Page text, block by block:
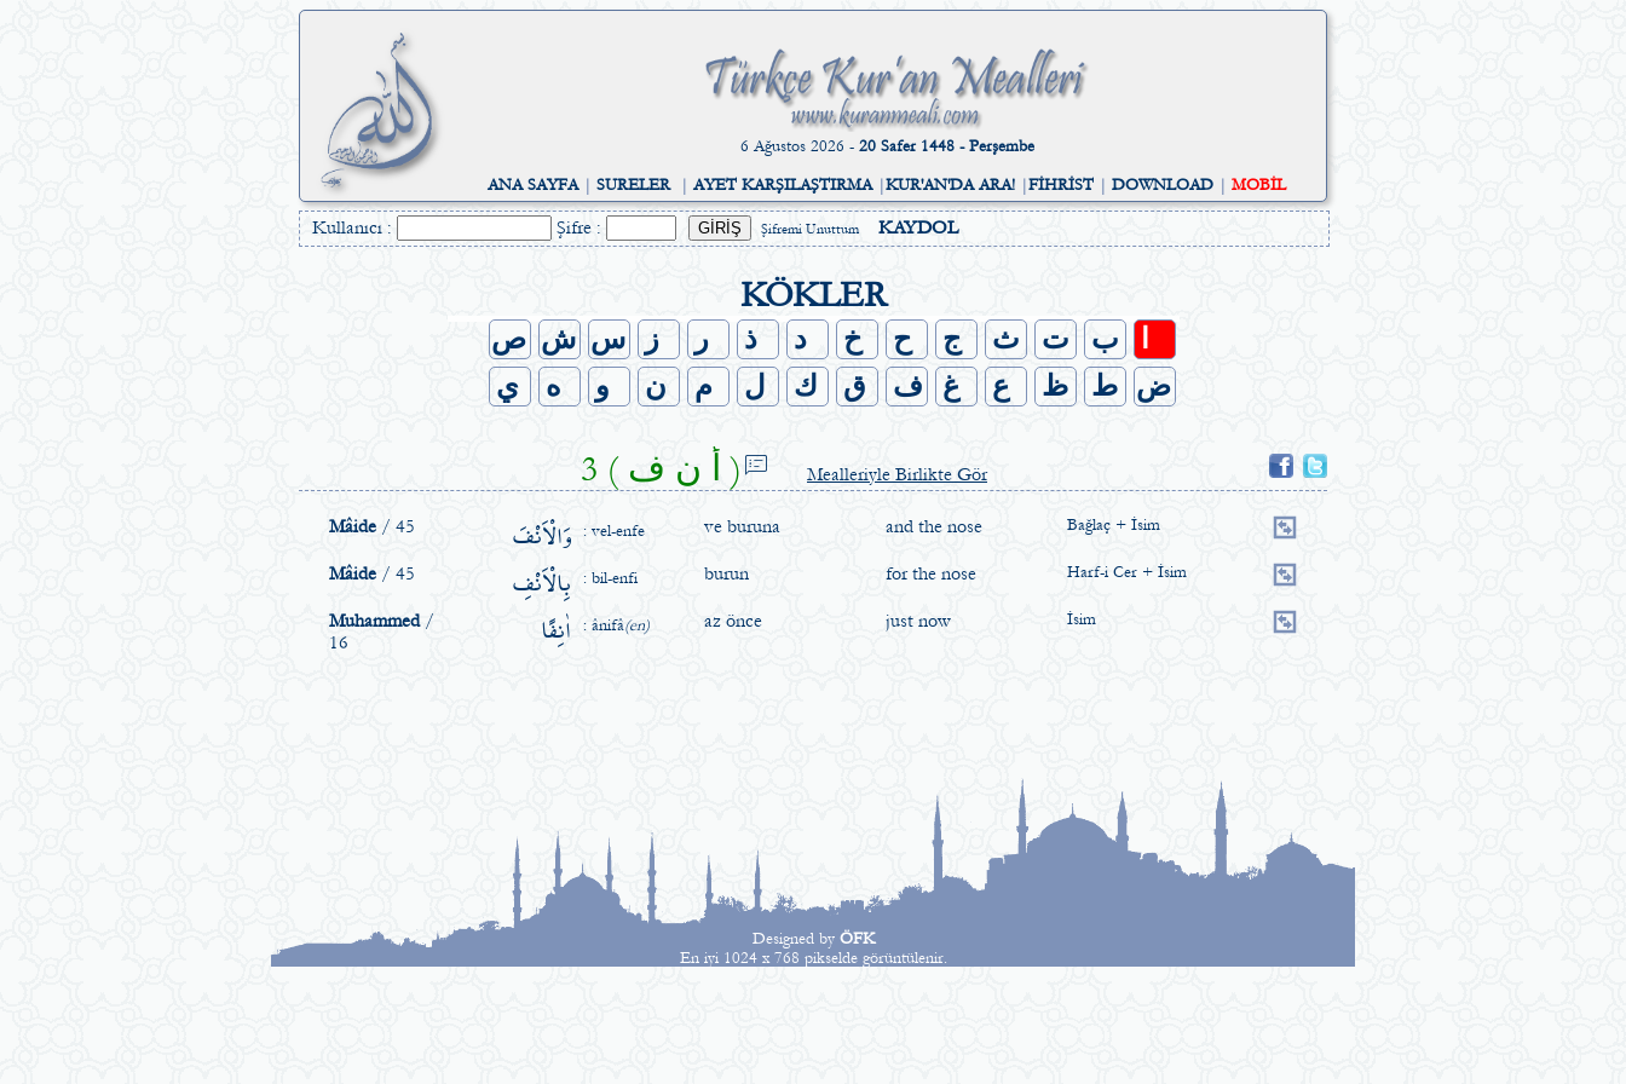
6 Ağustos 2026 - 20 Safer 1448 - Perşembe
ANA SAYFA| SURELER| AYET KARŞILAŞTIRMA|KUR'AN'DA ARA! |FİHRİST | DOWNLOAD | MOBİL
Kullanıcı : Şifre : Şifremi Unuttum KAYDOL
KÖKLER
ب ت ث ج ح خ د ذ ر ز س ش ص
ض
ط ظ ع غ ف ق ك ل م ن و ه ي
3 ( أ ن ف )speaker_notes Mealleriyle Birlikte Gör
Mâide / 45 وَالْاَنْفَ : vel-enfe ve buruna and the nose Bağlaç + İsim
Mâide / 45 بِالْاَنْفِ : bil-enfi burun for the nose Harf-i Cer + İsim
Muhammed/
16
اٰنِفًا۠ : ânifâ(en) az önce just now İsim
Designed by ÖFK
En iyi 1024 x 768 pikselde görüntülenir.